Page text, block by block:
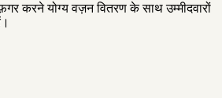
करने योग्य वज़न वितरण के साथ उम्मीदवारों